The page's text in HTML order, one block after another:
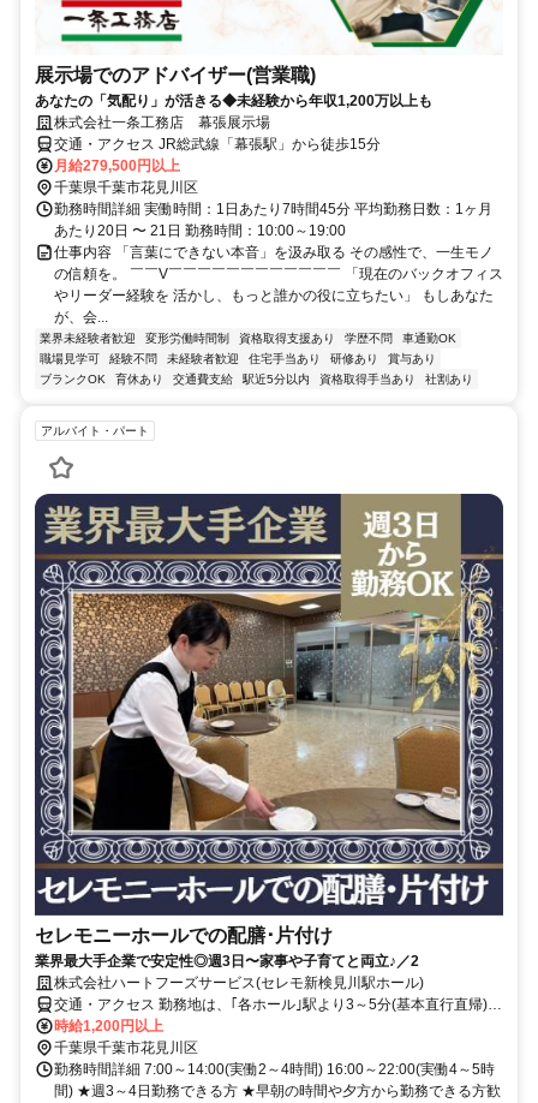
展示場でのアドバイザー(営業職)
あなたの「気配り」が活きる◆未経験から年収1,200万以上も
株式会社一条工務店 幕張展示場
交通・アクセス JR総武線「幕張駅」から徒歩15分
月給279,500円以上
千葉県千葉市花見川区
勤務時間詳細 実働時間：1日あたり7時間45分 平均勤務日数：1ヶ月
あたり20日 〜 21日 勤務時間：10:00～19:00
仕事内容 「言葉にできない本音」を汲み取る その感性で、一生モノ
の信頼を。 ￣￣V￣￣￣￣￣￣￣￣￣￣￣￣ 「現在のバックオフィス
やリーダー経験を 活かし、もっと誰かの役に立ちたい」 もしあなた
が、会...
業界未経験者歓迎 変形労働時間制 資格取得支援あり 学歴不問
車通勤OK
職場見学可
経験不問 未経験者歓迎 住宅手当あり 研修あり
賞与あり
ブランクOK
育休あり 交通費支給 駅近5分以内 資格取得手当あり 社割あり
アルバイト・パート
セレモニーホールでの配膳･片付け
業界最大手企業で安定性◎週3日〜家事や子育てと両立♪／2
株式会社ハートフーズサービス(セレモ新検見川駅ホール)
交通・アクセス 勤務地は、｢各ホール｣駅より3～5分(基本直行直帰)の
駅近現場多数
時給1,200円以上
千葉県千葉市花見川区
勤務時間詳細 7:00～14:00(実働2～4時間) 16:00～22:00(実働4～5時
間) ★週3～4日勤務できる方 ★早朝の時間や夕方から勤務できる方歓